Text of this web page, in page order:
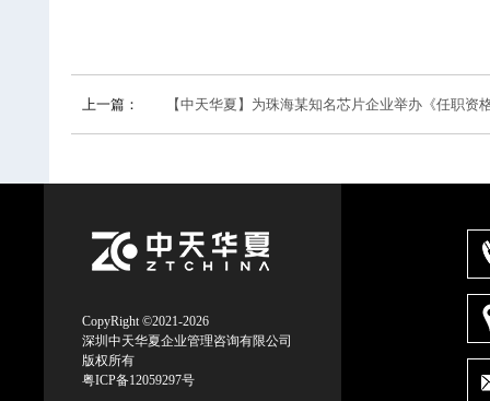
上一篇： 【中天华夏】为珠海某知名芯片企业举办《任职资
CopyRight ©2021-2026
深圳中天华夏企业管理咨询有限公司
版权所有
粤ICP备12059297号